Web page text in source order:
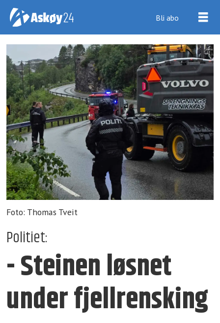
Bli abo
Foto: Thomas Tveit
Politiet:
- Steinen løsnet
under fjellrensking